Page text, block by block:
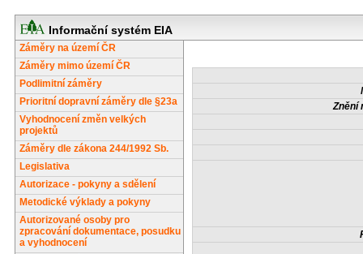
Informační systém EIA
Záměry na území ČR
Záměry mimo území ČR
Podlimitní záměry
Prioritní dopravní záměry dle §23a
Vyhodnocení změn velkých
projektů
Záměry dle zákona 244/1992 Sb.
Legislativa
Autorizace - pokyny a sdělení
Metodické výklady a pokyny
Autorizované osoby pro
zpracování dokumentace, posudku
a vyhodnocení
Znění